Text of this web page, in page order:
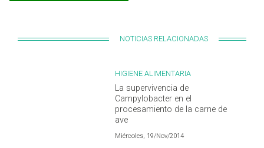
NOTICIAS RELACIONADAS
HIGIENE ALIMENTARIA
La supervivencia de
Campylobacter en el
procesamiento de la carne de
ave
Miércoles, 19/Nov/2014